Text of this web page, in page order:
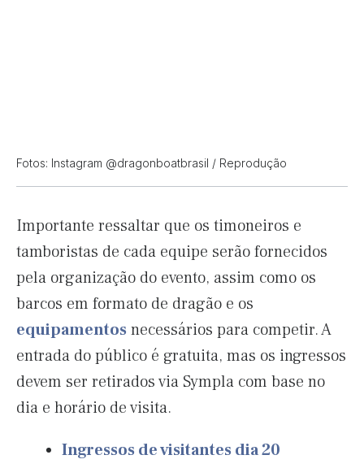
Fotos: Instagram @dragonboatbrasil / Reprodução
Importante ressaltar que os timoneiros e
tamboristas de cada equipe serão fornecidos
pela organização do evento, assim como os
barcos em formato de dragão e os
equipamentos necessários para competir. A
entrada do público é gratuita, mas os ingressos
devem ser retirados via Sympla com base no
dia e horário de visita.
Ingressos de visitantes dia 20